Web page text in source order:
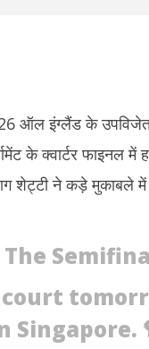
May
2026
ऑल इंग्लैंड के
के क्वार्टर फाइनल में
शेट्टी ने कड़े मुकाबले
The
Singapore.